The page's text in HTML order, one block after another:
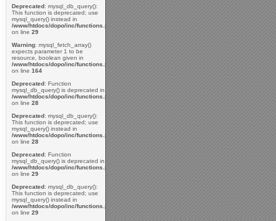
Deprecated: mysql_db_query():
This function is deprecated; use
mysql_query() instead in
/www/htdocs/dopo/inc/functions.php
on line 29
Warning: mysql_fetch_array()
expects parameter 1 to be
resource, boolean given in
/www/htdocs/dopo/inc/functions.php
on line 164
Deprecated: Function
mysql_db_query() is deprecated in
/www/htdocs/dopo/inc/functions.php
on line 28
Deprecated: mysql_db_query():
This function is deprecated; use
mysql_query() instead in
/www/htdocs/dopo/inc/functions.php
on line 28
Deprecated: Function
mysql_db_query() is deprecated in
/www/htdocs/dopo/inc/functions.php
on line 29
Deprecated: mysql_db_query():
This function is deprecated; use
mysql_query() instead in
/www/htdocs/dopo/inc/functions.php
on line 29